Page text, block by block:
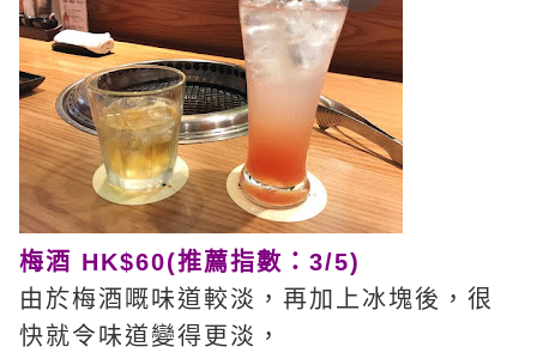
梅酒 HK$60(推薦指數：3/5)
由於梅酒嘅味道較淡，再加上冰塊後，很
快就令味道變得更淡，